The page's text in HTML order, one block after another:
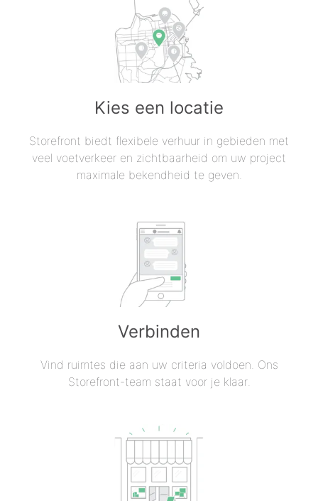
Kies een locatie
Storefront biedt flexibele verhuur in gebieden met
veel voetverkeer en zichtbaarheid om uw project
maximale bekendheid te geven.
Verbinden
Vind ruimtes die aan uw criteria voldoen. Ons
Storefront-team staat voor je klaar.